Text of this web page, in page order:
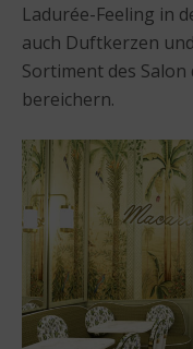
Ladurée-Feeling in
auch Duftkerzen
Sortiment des
bereichern.